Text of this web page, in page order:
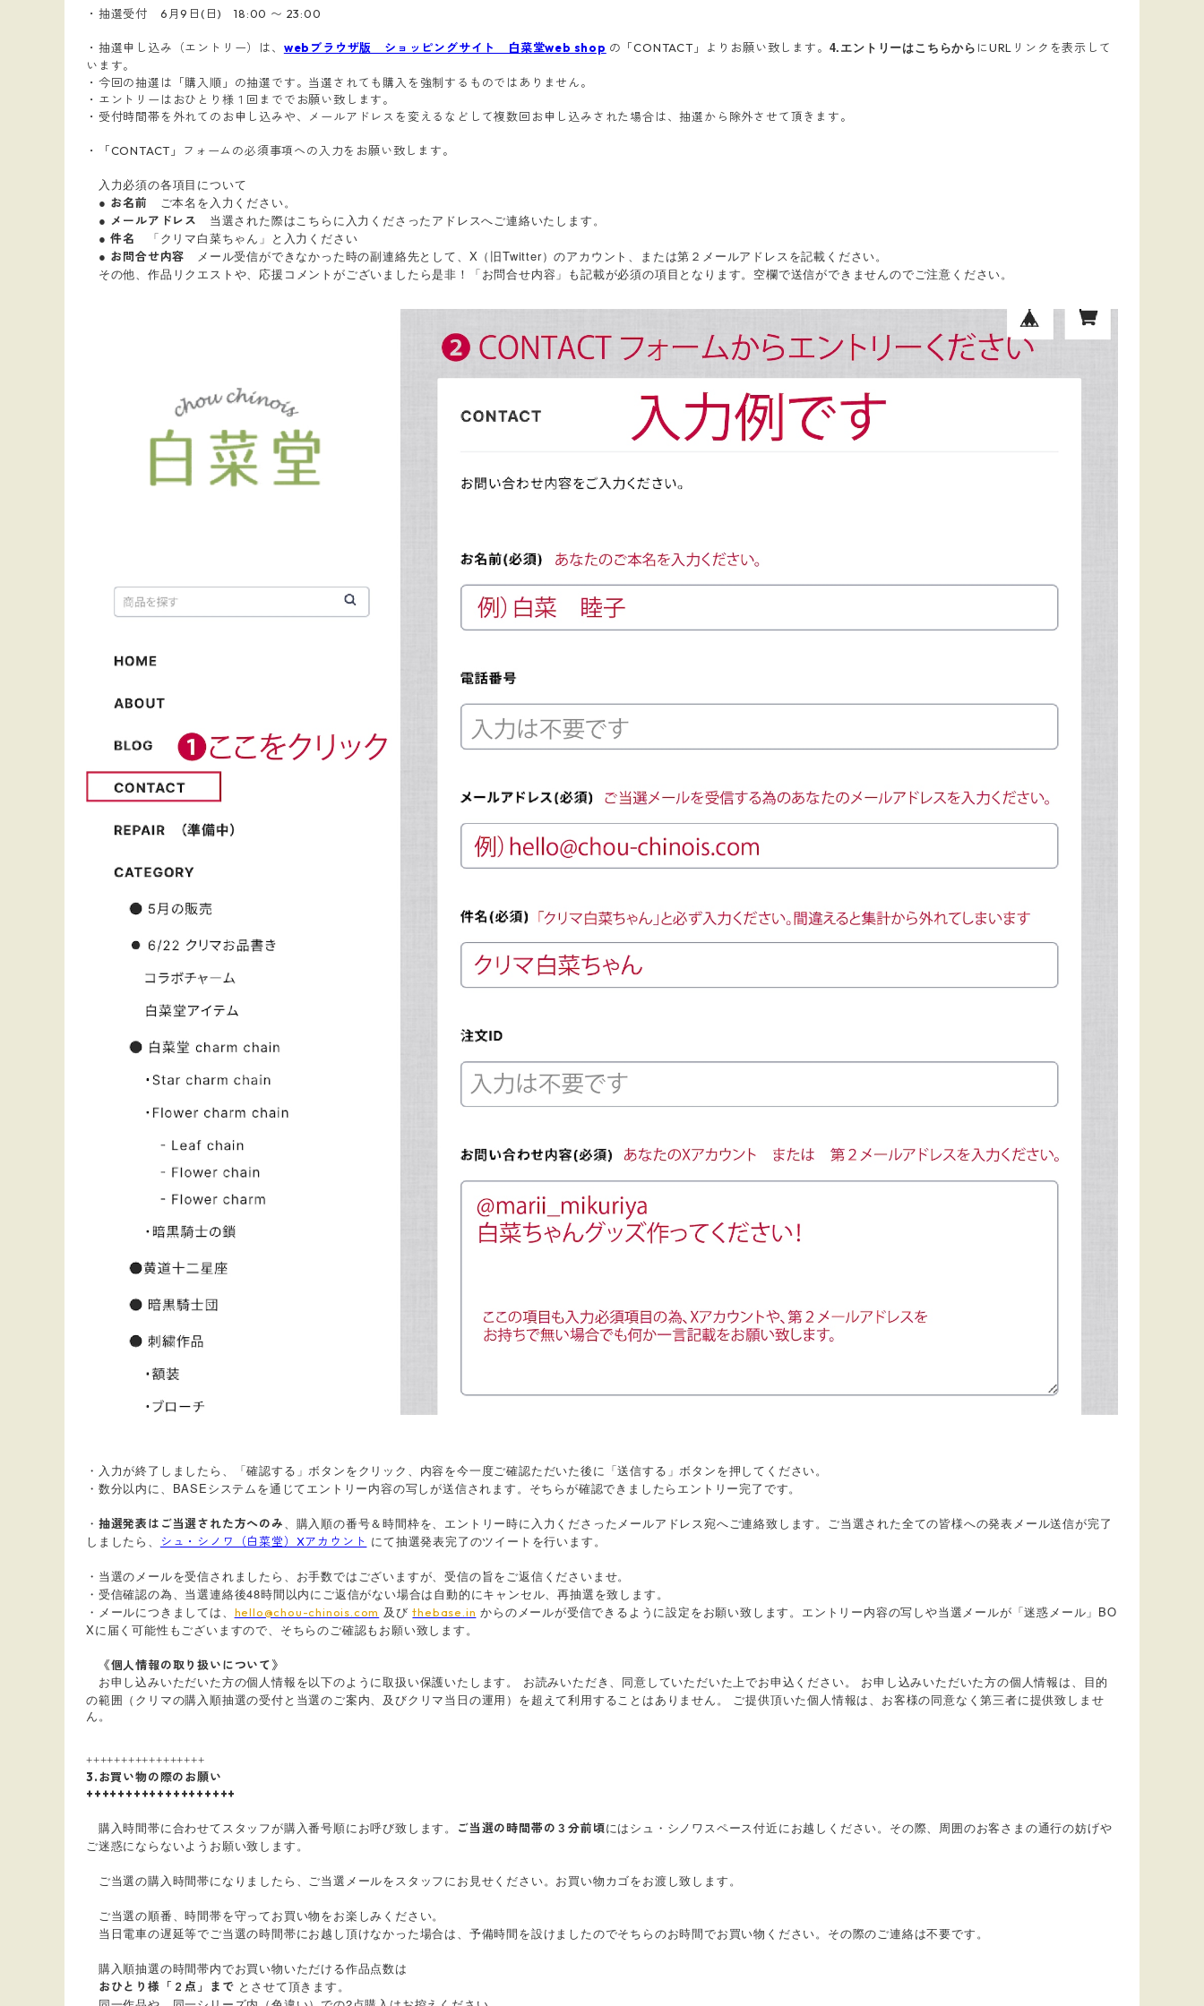
・抽選受付 6月9日(日) 18:00 〜 23:00
・抽選申し込み（エントリー）は、 webブラウザ版 ショッピングサイト 白菜堂web shop の「CONTACT」よりお願い致します。 4.エントリーはこちらから にURLリンクを表示して
います。
・今回の抽選は「購入順」の抽選です。当選されても購入を強制するものではありません。
・エントリーはおひとり様１回まででお願い致します。
・受付時間帯を外れてのお申し込みや、メールアドレスを変えるなどして複数回お申し込みされた場合は、抽選から除外させて頂きます。
・「CONTACT」フォームの必須事項への入力をお願い致します。
入力必須の各項目について
● お名前
ご本名を入力ください。
● メールアドレス 当選された際はこちらに入力くださったアドレスへご連絡いたします。
●件名
「クリマ白菜ちゃん」と入力ください
● お問合せ内容
メール受信ができなかった時の副連絡先として、X（旧Twitter）のアカウント、または第２メールアドレスを記載ください。
その他、作品リクエストや、応援コメントがございましたら是非！「お問合せ内容」も記載が必須の項目となります。空欄で送信ができませんのでご注意ください。
・入力が終了しましたら、「確認する」ボタンをクリック、内容を今一度ご確認ただいた後に「送信する」ボタンを押してください。
・数分以内に、BASEシステムを通じてエントリー内容の写しが送信されます。そちらが確認できましたらエントリー完了です。
・ 抽選発表はご当選された方へのみ
、購入順の番号＆時間枠を、エントリー時に入力くださったメールアドレス宛へご連絡致します。ご当選された全ての皆様への発表メール送信が完了
しましたら、
シュ・シノワ（白菜堂）Xアカウント にて抽選発表完了のツイートを行います。
・当選のメールを受信されましたら、お手数ではございますが、受信の旨をご返信くださいませ。
・受信確認の為、当選連絡後48時間以内にご返信がない場合は自動的にキャンセル、再抽選を致します。
・メールにつきましては、
hello@chou-chinois.com 及びthebase.in からのメールが受信できるように設定をお願い致します。エントリー内容の写しや当選メールが「迷惑メール」BO
Xに届く可能性もございますので、そちらのご確認もお願い致します。
《個人情報の取り扱いについて》
お申し込みいただいた方の個人情報を以下のように取扱い保護いたします。 お読みいただき、同意していただいた上でお申込ください。
お申し込みいただいた方の個人情報は、目的
の範囲（クリマの購入順抽選の受付と当選のご案内、及びクリマ当日の運用）を超えて利用することはありません。
ご提供頂いた個人情報は、お客様の同意なく第三者に提供致しませ
ん。
+++++++++++++++++
3.お買い物の際のお願い
+++++++++++++++++++
購入時間帯に合わせてスタッフが購入番号順にお呼び致します。 ご当選の時間帯の３分前頃にはシュ・シノワスペース付近にお越しください。その際、周囲のお客さまの通行の妨げや
ご迷惑にならないようお願い致します。
ご当選の購入時間帯になりましたら、ご当選メールをスタッフにお見せください。お買い物カゴをお渡し致します。
ご当選の順番、時間帯を守ってお買い物をお楽しみください。
当日電車の遅延等でご当選の時間帯にお越し頂けなかった場合は、予備時間を設けましたのでそちらのお時間でお買い物ください。その際のご連絡は不要です。
購入順抽選の時間帯内でお買い物いただける作品点数は
おひとり様「２点」まで とさせて頂きます。